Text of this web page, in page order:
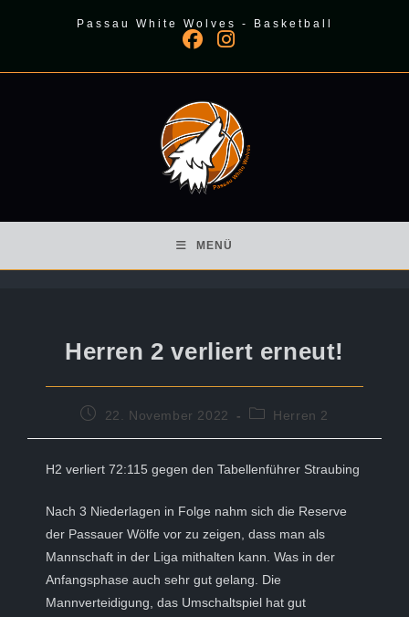
Passau White Wolves - Basketball
MENÜ
Herren 2 verliert erneut!
Beitrag22. November 2022
Beitrags-
Herren 2
H2 verliert 72:115 gegen den Tabellenführer Straubing
Nach 3 Niederlagen in Folge nahm sich die Reserve
der Passauer Wölfe vor zu zeigen, dass man als
Mannschaft in der Liga mithalten kann. Was in der
Anfangsphase auch sehr gut gelang. Die
Mannverteidigung, das Umschaltspiel hat gut